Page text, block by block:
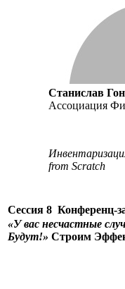
Станислав
Ассоциация
from Scratch
Сессия 8 Конференц-
«У вас несчастные
Будут!» Строим